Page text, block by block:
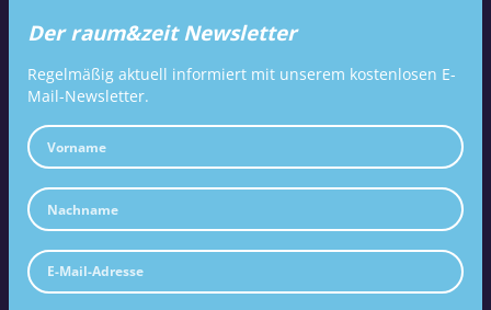
Der raum&zeit Newsletter
Regelmäßig aktuell informiert mit unserem kostenlosen E-
Mail-Newsletter.